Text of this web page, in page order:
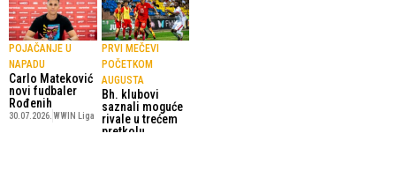
POJAČANJE U
NAPADU
Carlo Mateković
novi fudbaler
Rođenih
30.07.2026. WWIN Liga
PRVI MEČEVI
POČETKOM
AUGUSTA
Bh. klubovi
saznali moguće
rivale u trećem
pretkolu